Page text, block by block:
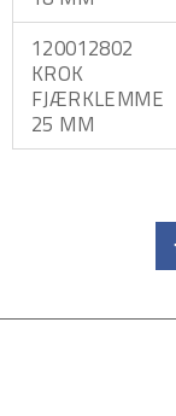
120012802
KROK
FJÆRKLEMME
25 MM